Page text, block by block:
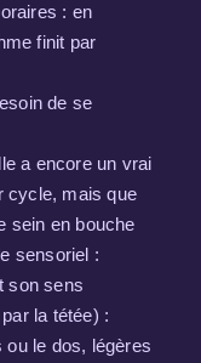
: en
finit par
de se
a encore un vrai
cycle, mais que
sein en bouche
sensoriel :
son sens
la tétée) :
le dos, légères